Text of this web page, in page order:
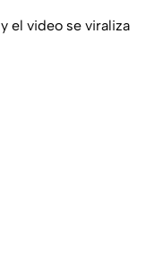
el video se viraliza